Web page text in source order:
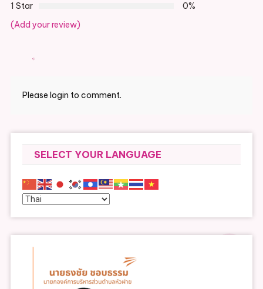
1 Star
0%
(Add your review)
Please login to comment.
SELECT YOUR LANGUAGE